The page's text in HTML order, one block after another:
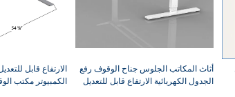
الارتفاع قابل
الكمبيوتر مكتب
أثاث المكاتب الجلوس جناح الوقوف رفع
الجدول الكهربائية الارتفاع قابل للتعديل